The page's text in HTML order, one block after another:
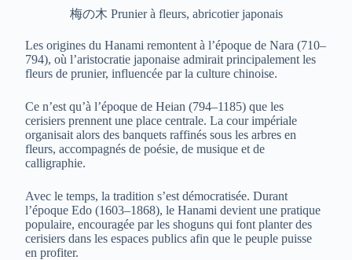
梅の木 Prunier à fleurs, abricotier japonais
Les origines du Hanami remontent à l’époque de Nara (710–
794), où l’aristocratie japonaise admirait principalement les
fleurs de prunier, influencée par la culture chinoise.
Ce n’est qu’à l’époque de Heian (794–1185) que les
cerisiers prennent une place centrale. La cour impériale
organisait alors des banquets raffinés sous les arbres en
fleurs, accompagnés de poésie, de musique et de
calligraphie.
Avec le temps, la tradition s’est démocratisée. Durant
l’époque Edo (1603–1868), le Hanami devient une pratique
populaire, encouragée par les shoguns qui font planter des
cerisiers dans les espaces publics afin que le peuple puisse
en profiter.